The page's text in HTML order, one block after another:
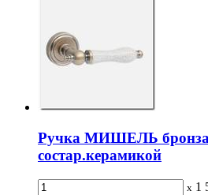
Ручка МИШЕЛЬ бронза
состар.керамикой
x 1